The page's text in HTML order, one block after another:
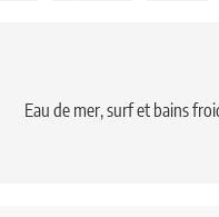
Eau de mer, surf et bains